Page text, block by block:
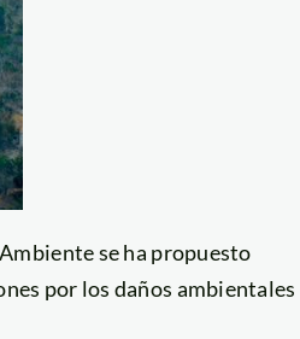
se ha propuesto
por los daños ambientales